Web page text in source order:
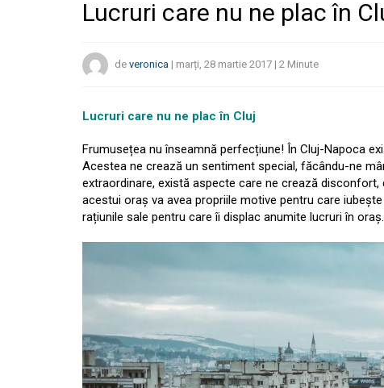
Lucruri care nu ne plac în
de veronica | marți, 28 martie 2017 | 2 Minute
Lucruri care nu ne plac în Cluj
Frumusețea nu înseamnă perfecțiune! În Cluj-Napoca
Acestea ne crează un sentiment special, făcându-ne
extraordinare, există aspecte care ne crează
acestui oraș va avea propriile motive pentru care
rațiunile sale pentru care îi displac anumite lucruri în